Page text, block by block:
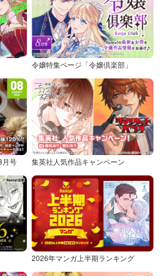
令嬢特集ページ「令嬢倶楽部」
月号 集英社人気作品キャンペーン
2026年マンガ上半期ランキング